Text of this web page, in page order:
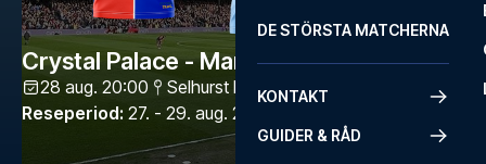
DE STÖRSTA MATCHERNA
KONTAKT
GUIDER & RÅD
Crystal Palace - Manchester City
28 aug. 20:00 Selhurst Park,London
Reseperiod: 27. - 29. aug. 2026